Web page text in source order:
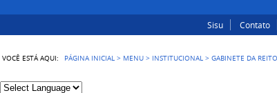
Sisu Contato
VOCÊ ESTÁ AQUI: PÁGINA INICIAL > MENU > INSTITUCIONAL >GABINETE DA